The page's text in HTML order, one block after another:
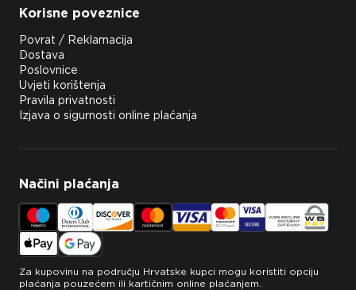
Korisne poveznice
Povrat / Reklamacija
Dostava
Poslovnice
Uvjeti korištenja
Pravila privatnosti
Izjava o sigurnosti online plaćanja
Načini plaćanja
Za kupovinu na području Hrvatske kupci mogu koristiti opciju
plaćanja pouzećem ili kartičnim online plaćanjem.